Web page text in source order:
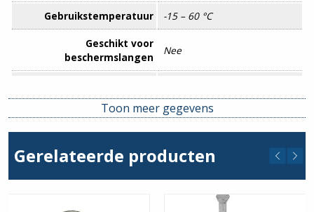
Gebruikstemperatuur -15 – 60 °C
Geschikt voor
beschermslangen
Nee
Halogeenvrij Nee
Max. aantal buizen 1
Toon meer gegevens
Gerelateerde producten